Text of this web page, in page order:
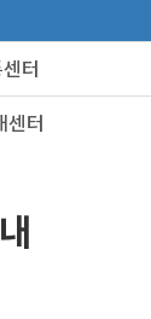
터
센터